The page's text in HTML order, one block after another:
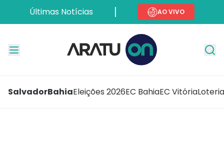
Últimas Notícias AO VIVO
SalvadorBahiaEleições 2026EC BahiaEC Vitória